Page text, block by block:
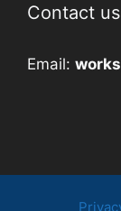
Contact us
Email: